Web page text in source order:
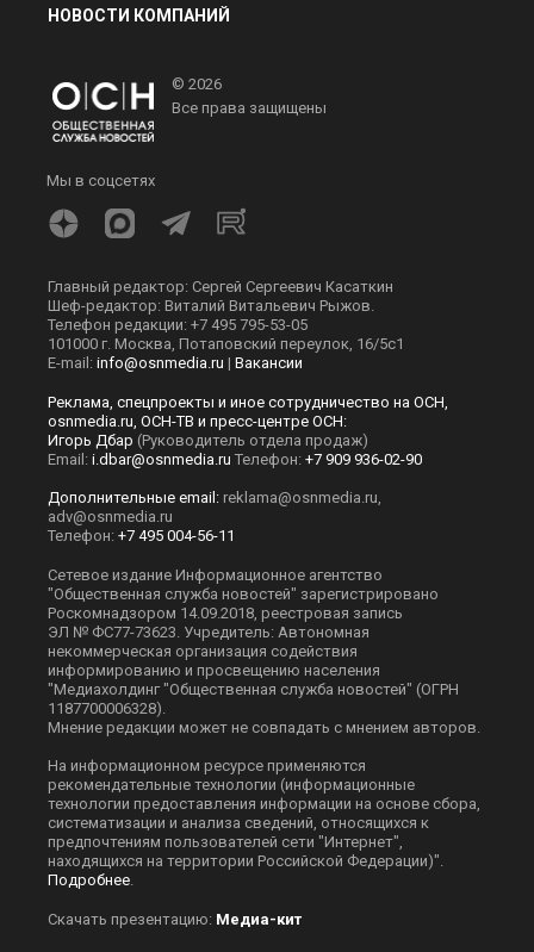
НОВОСТИ КОМПАНИЙ
© 2026
Все права защищены
Мы в соцсетях
Главный редактор: Сергей Сергеевич Касаткин
Шеф-редактор: Виталий Витальевич Рыжов.
Телефон редакции: +7 495 795-53-05
101000 г. Москва, Потаповский переулок, 16/5с1
E-mail: info@osnmedia.ru | Вакансии
Реклама, спецпроекты и иное сотрудничество на ОСН,
osnmedia.ru, ОСН-ТВ и пресс-центре ОСН:
Игорь Дбар (Руководитель отдела продаж)
Email: i.dbar@osnmedia.ru Телефон: +7 909 936-02-90
Дополнительные email: reklama@osnmedia.ru
adv@osnmedia.ru
Телефон: +7 495 004-56-11
Сетевое издание Информационное агентство
"Общественная служба новостей" зарегистрировано
Роскомнадзором 14.09.2018, реестровая запись
ЭЛ № ФС77-73623. Учредитель: Автономная
некоммерческая организация содействия
информированию и просвещению населения
"Медиахолдинг "Общественная служба новостей" (ОГРН
1187700006328).
Мнение редакции может не совпадать с мнением авторов.
На информационном ресурсе применяются
рекомендательные технологии (информационные
технологии предоставления информации на основе сбора,
систематизации и анализа сведений, относящихся к
предпочтениям пользователей сети "Интернет",
находящихся на территории Российской Федерации)".
Подробнее
Скачать презентацию: Медиа-кит